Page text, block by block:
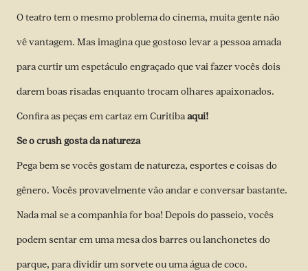
O teatro tem o mesmo problema do cinema, muita gente não
vê vantagem. Mas imagina que gostoso levar a pessoa amada
para curtir um espetáculo engraçado que vai fazer vocês dois
darem boas risadas enquanto trocam olhares apaixonados.
Confira as peças em cartaz em Curitibaaqui!
Se o crush gosta da natureza
Pega bem se vocês gostam de natureza, esportes e coisas do
gênero. Vocês provavelmente vão andar e conversar bastante.
Nada mal se a companhia for boa! Depois do passeio, vocês
podem sentar em uma mesa dos barres ou lanchonetes do
parque, para dividir um sorvete ou uma água de coco.